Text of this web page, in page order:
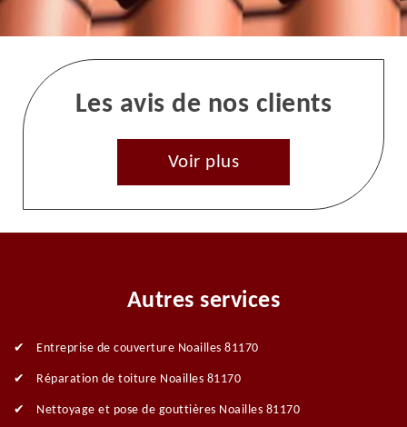
Les avis de nos clients
Voir plus
Autres services
Entreprise de couverture Noailles 81170
Réparation de toiture Noailles 81170
Nettoyage et pose de gouttières Noailles 81170